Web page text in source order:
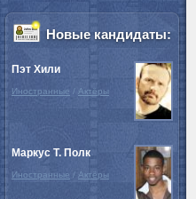
Новые кандидаты:
Пэт Хили
Иностранные / Актёры
Маркус Т. Полк
Иностранные / Актёры